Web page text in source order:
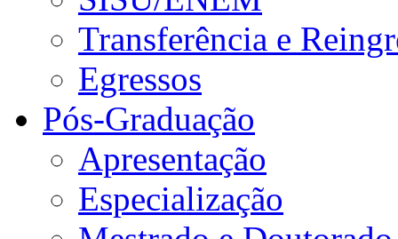
Transferência e
Egressos
Pós-Graduação
Apresentação
Especialização